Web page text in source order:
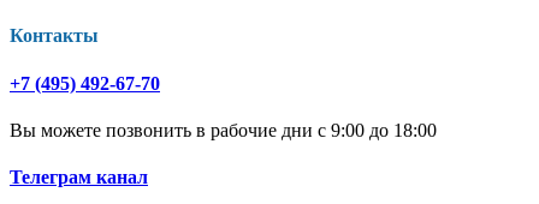
Контакты
+7 (495) 492-67-70
Вы можете позвонить в рабочие дни с 9:00 до 18:00
Телеграм канал